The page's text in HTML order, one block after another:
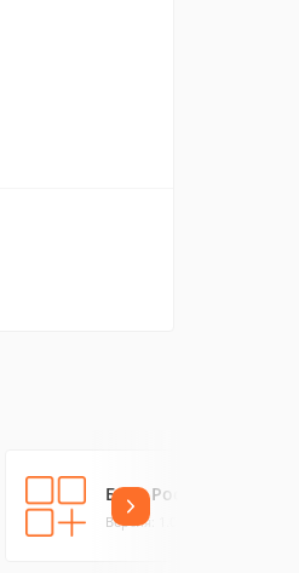
Банк России
Версия: 1.0.0.0